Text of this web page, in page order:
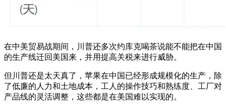
在中美贸易战期间，川普还多次约库克喝茶说能不能把在中国
的生产线迁回美国来，并用提高关税来进行威胁。
但川普还是太天真了，苹果在中国已经形成规模化的生产，除
了低廉的人力和土地成本，工人的操作技巧和熟练度、工厂对
产品线的灵活调整，这些都是在美国难以实现的。